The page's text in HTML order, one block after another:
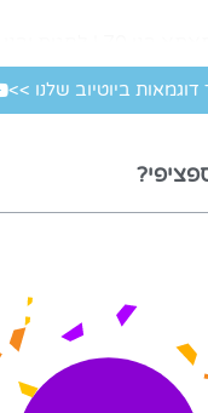
ליום הולדת 80 של סבא
בהפתעה לבר מצווה
חתונה בהפתעה
50 לאמא המלכה שלנו
דוגמאות ביוטיוב שלנו >>